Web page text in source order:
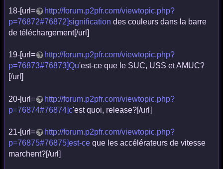
18-[url=
http://forum.p2pfr.com/viewtopic.php?
p=76872#76872]signification des couleurs dans la barre
de téléchargement[/url]
19-[url=
http://forum.p2pfr.com/viewtopic.php?
p=76873#76873]Qu'est-ce que le SUC, USS et AMUC?
[/url]
20-[url=
http://forum.p2pfr.com/viewtopic.php?
p=76874#76874]c'est quoi, release?[/url]
21-[url=
http://forum.p2pfr.com/viewtopic.php?
p=76875#76875]est-ce que les accélérateurs de vitesse
marchent?[/url]